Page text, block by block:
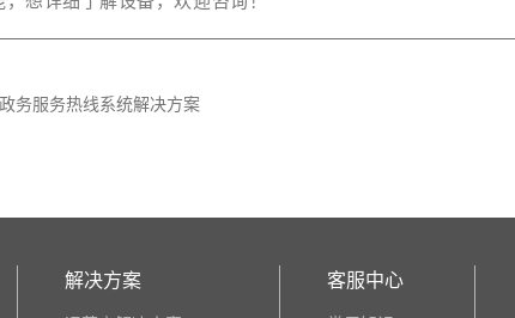
务服务热线系统解决方案
解决方案 客服中心